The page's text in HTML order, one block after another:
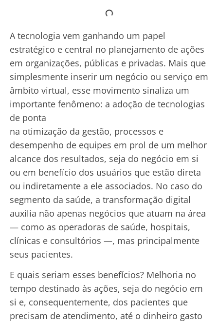
A tecnologia vem ganhando um papel
estratégico e central no planejamento de ações
em organizações, públicas e privadas. Mais que
simplesmente inserir um negócio ou serviço em
âmbito virtual, esse movimento sinaliza um
importante fenômeno: a adoção de tecnologias
de ponta
na otimização da gestão, processos e
desempenho de equipes em prol de um melhor
alcance dos resultados, seja do negócio em si
ou em benefício dos usuários que estão direta
ou indiretamente a ele associados. No caso do
segmento da saúde, a transformação digital
auxilia não apenas negócios que atuam na área
— como as operadoras de saúde, hospitais,
clínicas e consultórios —, mas principalmente
seus pacientes.
E quais seriam esses benefícios? Melhoria no
tempo destinado às ações, seja do negócio em
si e, consequentemente, dos pacientes que
precisam de atendimento, até o dinheiro gasto